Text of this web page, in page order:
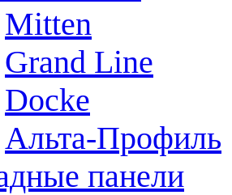
Mitten
Grand Line
Docke
Альта-Профиль
панели